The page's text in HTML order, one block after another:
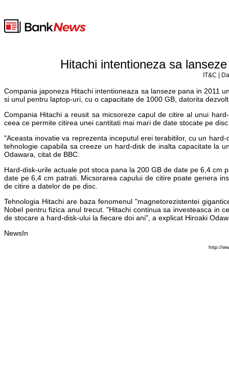
Hitachi intentioneza sa
IT&C |
Compania japoneza Hitachi intentioneaza sa lanseze pana in 2011
si unul pentru laptop-uri, cu o capacitate de 1000 GB, datorita
Compania Hitachi a reusit sa micsoreze capul de citire al unui
ceea ce permite citirea unei cantitati mai mari de date stocate pe
"Aceasta inovatie va reprezenta inceputul erei terabitilor, cu un
tehnologie capabila sa creeze un hard-disk de inalta capacitate la
Odawara, citat de BBC.
Hard-disk-urile actuale pot stoca pana la 200 GB de date pe 6,4
date pe 6,4 cm patrati. Micsorarea capului de citire poate genera
de citire a datelor de pe disc.
Tehnologia Hitachi are baza fenomenul "magnetorezistentei
Nobel pentru fizica anul trecut. "Hitachi continua sa investeasca in
de stocare a hard-disk-ului la fiecare doi ani", a explicat Hiroaki
NewsIn
http://